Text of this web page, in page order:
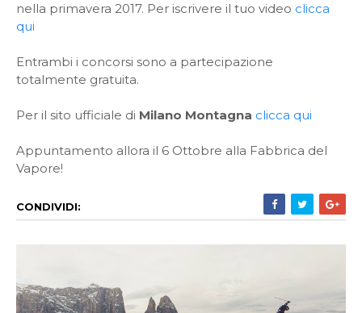
nella primavera 2017. Per iscrivere il tuo video clicca
qui
Entrambi i concorsi sono a partecipazione
totalmente gratuita.
Per il sito ufficiale di Milano Montagna clicca qui
Appuntamento allora il 6 Ottobre alla Fabbrica del
Vapore!
CONDIVIDI: